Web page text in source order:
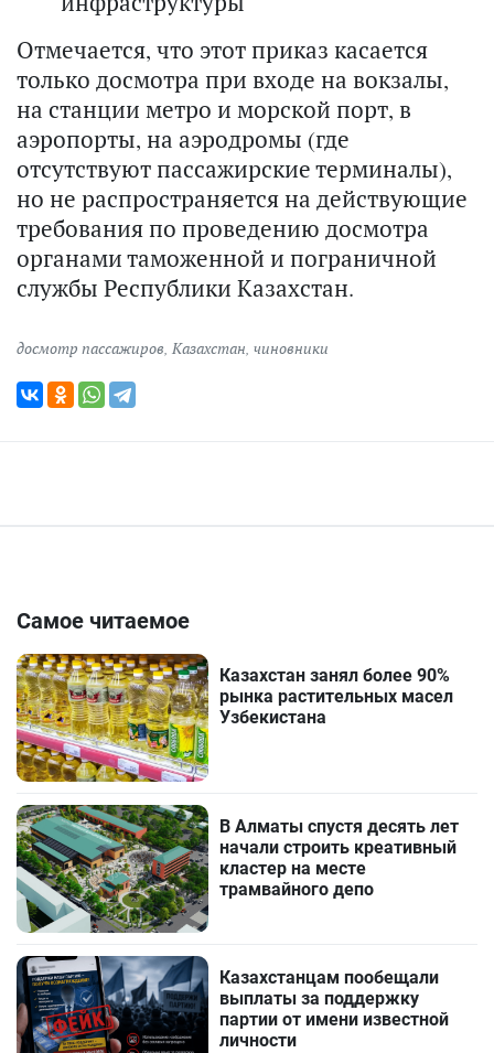
Отмечается, что этот приказ касается
только досмотра при входе на вокзалы,
на станции метро и морской порт, в
аэропорты, на аэродромы (где
отсутствуют пассажирские терминалы),
но не распространяется на действующие
требования по проведению досмотра
органами таможенной и пограничной
службы Республики Казахстан.
досмотр пассажиров, Казахстан, чиновники
Самое читаемое
Казахстан занял более 90%
рынка растительных масел
Узбекистана
В Алматы спустя десять лет
начали строить креативный
кластер на месте
трамвайного депо
Казахстанцам пообещали
выплаты за поддержку
партии от имени известной
личности